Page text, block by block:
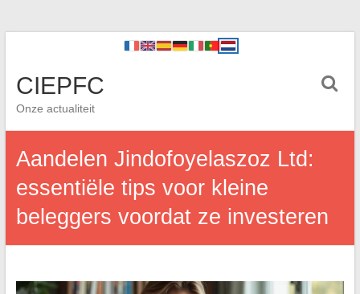
CIEPFC
Onze actualiteit
Aandelen Jindofoyelaszoz Ltd:
essentiële tips voor kleine
beleggers voordat ze investeren